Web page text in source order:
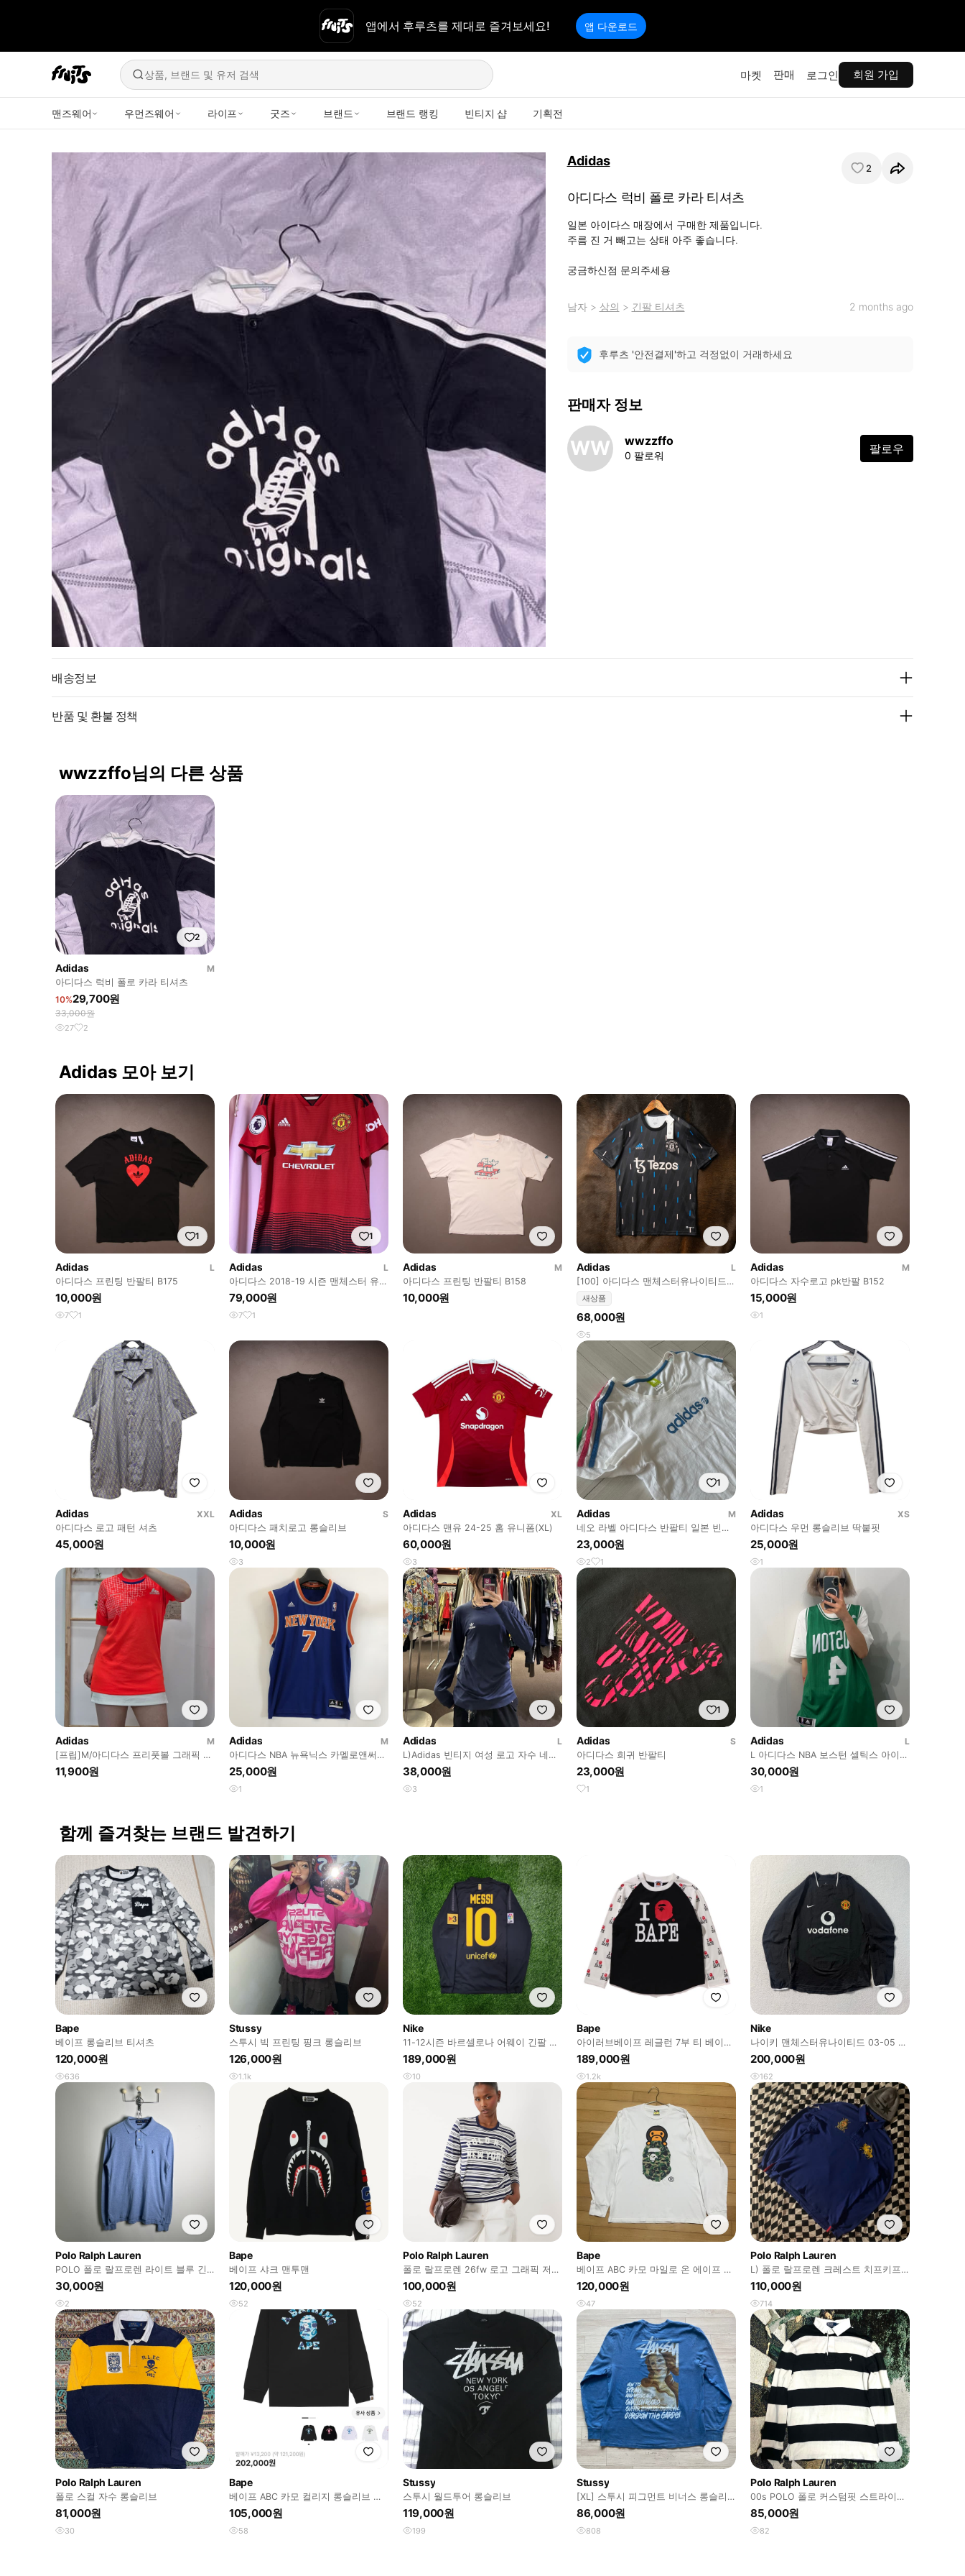
앱에서 후루츠를 제대로 즐겨보세요! 앱 다운로드
상품, 브랜드 및 유저 검색 마켓 판매 로그인 회원 가입
맨즈웨어 우먼즈웨어 라이프 굿즈 브랜드 브랜드 랭킹 빈티지 샵 기획전
Adidas 2
아디다스 럭비 폴로 카라 티셔츠
일본 아이다스 매장에서 구매한 제품입니다.
주름 진 거 빼고는 상태 아주 좋습니다.
궁금하신점 문의주세용
남자> 상의 > 긴팔 티셔츠 2 months ago
후루츠 '안전결제'하고 걱정없이 거래하세요
판매자 정보
WW wwzzffo
0 팔로워 팔로우
배송정보
반품 및 환불 정책
wwzzffo님의 다른 상품
2
Adidas
M
아디다스 럭비 폴로 카라 티셔츠
10%29,700원
33,000원
27 2
Adidas 모아 보기
1
Adidas
L
아디다스 프린팅 반팔티 B175
10,000원
7 1
1
Adidas
L
아디다스 2018-19 시즌 맨체스터 유나
이티드 홈 유니폼 알렉시스 산체
79,000원
7 1
Adidas
M
아디다스 프린팅 반팔티 B158
10,000원
Adidas
L
[100] 아디다스 맨체스터유나이티드
22-23 프리매치 져지 신품
새상품
68,000원
5
Adidas
M
아디다스 자수로고 pk반팔 B152
15,000원
1
Adidas
XXL
아디다스 로고 패턴 셔츠
45,000원
Adidas
S
아디다스 패치로고 롱슬리브
10,000원
3
Adidas
XL
아디다스 맨유 24-25 홈 유니폼(XL)
60,000원
3
1
Adidas
M
네오 라벨 아디다스 반팔티 일본 빈티
지 neo label adidas
23,000원
2 1
Adidas
XS
아디다스 우먼 롱슬리브 딱붙핏
25,000원
1
Adidas
M
[프립]M/아디다스 프리풋볼 그래픽 기
능성 반팔 티셔츠
11,900원
Adidas
M
아디다스 NBA 뉴욕닉스 카멜로앤써니
[국내105]
25,000원
1
Adidas
L
L)Adidas 빈티지 여성 로고 자수 네이
비 롱슬리브
38,000원
3
1
Adidas
S
아디다스 희귀 반팔티
23,000원
1
Adidas
L
L 아디다스 NBA 보스턴 셀틱스 아이제
아 토마스 4번 스윙맨
30,000원
1
함께 즐겨찾는 브랜드 발견하기
Bape
베이프 롱슬리브 티셔츠
120,000원
636
Stussy
스투시 빅 프린팅 핑크 롱슬리브
126,000원
1.1k
Nike
11-12시즌 바르셀로나 어웨이 긴팔 유
니폼 #10 메시
189,000원
10
Bape
아이러브베이프 레글런 7부 티 베이프
갸루 일본 빈티지 오네갸루 키즈
189,000원
1.2k
Nike
나이키 맨체스터유나이티드 03-05 보
다폰 유니폼
200,000원
162
Polo Ralph Lauren
POLO 폴로 랄프로렌 라이트 블루 긴
팔 카라티 M
30,000원
2
Bape
베이프 샤크 맨투맨
120,000원
52
Polo Ralph Lauren
폴로 랄프로렌 26fw 로고 그래픽 저지
스트라이프 티
100,000원
52
Bape
베이프 ABC 카모 마일로 온 에이프 헤
드 롱슬리브 티셔츠 화이트 그린
120,000원
47
Polo Ralph Lauren
L) 폴로 랄프로렌 크레스트 치프키프
빅포니 롱슬리브 PK 긴팔티
110,000원
714
Polo Ralph Lauren
폴로 스컬 자수 롱슬리브
81,000원
30
Bape
베이프 ABC 카모 컬리지 롱슬리브 티
셔츠 블랙 블루
105,000원
58
Stussy
스투시 월드투어 롱슬리브
119,000원
199
Stussy
[XL] 스투시 피그먼트 비너스 롱슬리
브
86,000원
808
Polo Ralph Lauren
00s POLO 폴로 커스텀핏 스트라이프
럭비셔츠 빅포니
85,000원
82